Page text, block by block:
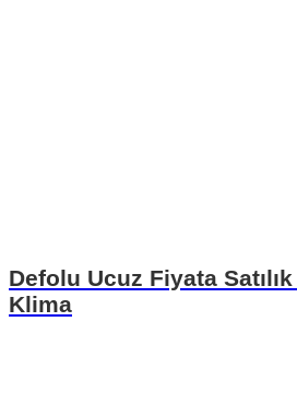
Defolu Ucuz Fiyata Satılık
Klima